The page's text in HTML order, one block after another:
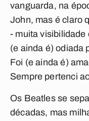
vanguarda, na
John, mas é claro
- muita visibilidade
(e ainda é) odiada
Foi (e ainda é)
Sempre pertenci
Os Beatles se
décadas, mas